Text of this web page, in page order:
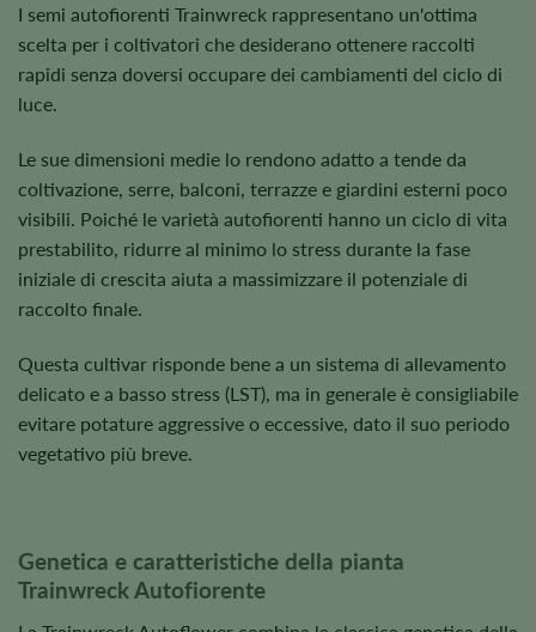
I semi autofiorenti Trainwreck rappresentano un'ottima
scelta per i coltivatori che desiderano ottenere raccolti
rapidi senza doversi occupare dei cambiamenti del ciclo di
luce.
Le sue dimensioni medie lo rendono adatto a tende da
coltivazione, serre, balconi, terrazze e giardini esterni poco
visibili. Poiché le varietà autofiorenti hanno un ciclo di vita
prestabilito, ridurre al minimo lo stress durante la fase
iniziale di crescita aiuta a massimizzare il potenziale di
raccolto finale.
Questa cultivar risponde bene a un sistema di allevamento
delicato e a basso stress (LST), ma in generale è consigliabile
evitare potature aggressive o eccessive, dato il suo periodo
vegetativo più breve.
Genetica e caratteristiche della pianta
Trainwreck Autofiorente